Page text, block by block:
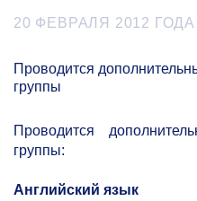
20 ФЕВРАЛЯ 2012 ГОДА
Проводится
группы
Проводится
группы:
Английский язык